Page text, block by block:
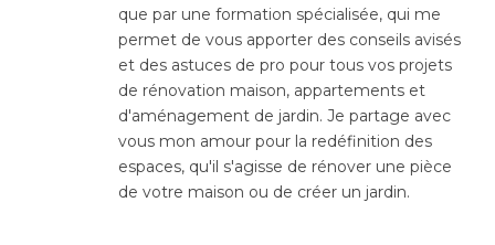
que par une formation spécialisée, qui me
permet de vous apporter des conseils avisés
et des astuces de pro pour tous vos projets
de rénovation maison, appartements et
d'aménagement de jardin. Je partage avec
vous mon amour pour la redéfinition des
espaces, qu'il s'agisse de rénover une pièce
de votre maison ou de créer un jardin.